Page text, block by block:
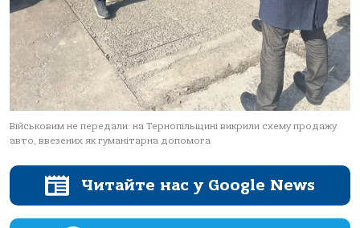
Військовим не передали: на Тернопільщині викрили схему продажу
авто, ввезених як гуманітарна допомога
Читайте нас у Google News